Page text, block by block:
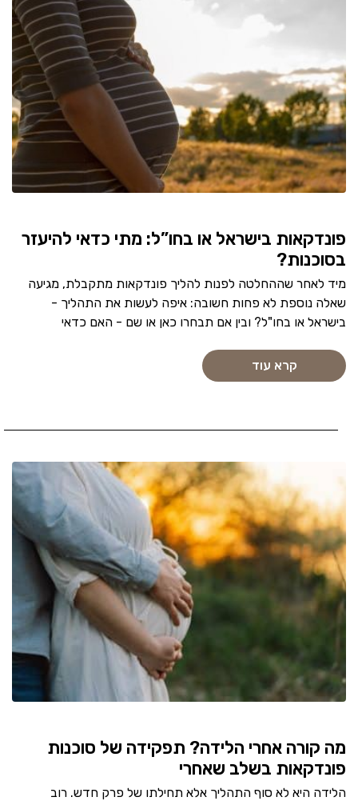
פונדקאות בישראל או בחו”ל: מתי כדאי להיעזר
בסוכנות?
מיד לאחר שההחלטה לפנות להליך פונדקאות מתקבלת, מגיעה
שאלה נוספת לא פחות חשובה: איפה לעשות את התהליך -
בישראל או בחו"ל? ובין אם תבחרו כאן או שם - האם כדאי
קרא עוד
מה קורה אחרי הלידה? תפקידה של סוכנות
פונדקאות בשלב שאחרי
הלידה היא לא סוף התהליך אלא תחילתו של פרק חדש. רוב